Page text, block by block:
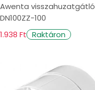
Awenta visszahuzatgátló
DN100ZZ-100
1.938 Ft Raktáron